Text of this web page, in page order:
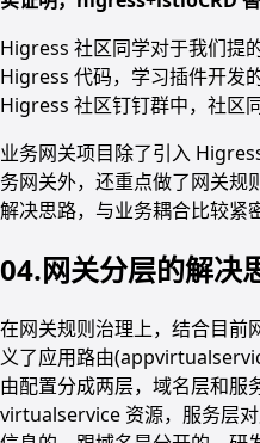
Higress 社区同学对于我们提
Higress 代码，学习插件开发
Higress 社区钉钉群中，社区
业务网关项目除了引入
务网关外，还重点做了网关规
解决思路，与业务耦合比较紧
04.网关分层的解决
在网关规则治理上，结合目前
义了应用路由
由配置分成两层，域名层和服
virtualservice 资源，服务层